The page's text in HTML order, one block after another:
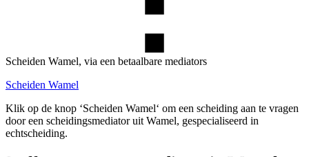
Scheiden Wamel, via een betaalbare mediators
Scheiden Wamel
Klik op de knop ‘Scheiden Wamel‘ om een scheiding aan te vragen
door een scheidingsmediator uit Wamel, gespecialiseerd in
echtscheiding.